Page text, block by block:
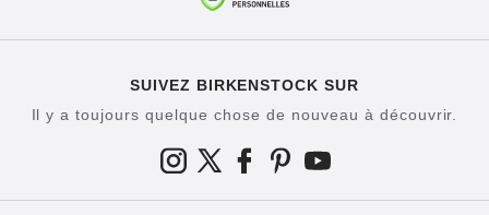
SUIVEZ BIRKENSTOCK SUR
Il y a toujours quelque chose de nouveau à découvrir.